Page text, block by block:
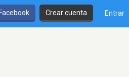
Crear cuenta Entrar